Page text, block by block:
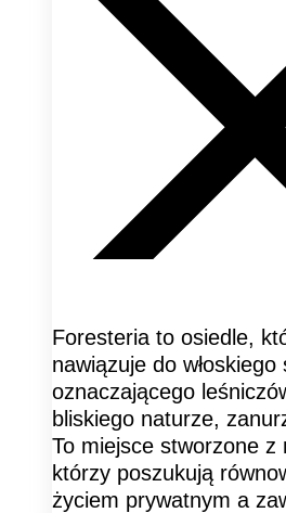
Foresteria to osiedle,
nawiązuje do włoskiego
oznaczającego
bliskiego naturze,
To miejsce stworzone z
którzy poszukują
życiem prywatnym a